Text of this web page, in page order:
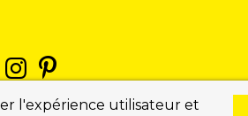
l'expérience utilisateur et